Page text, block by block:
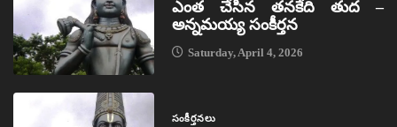
ఎంత చేసిన తనకేది తుద –
అన్నమయ్య సంకీర్తన
Saturday, April 4, 2026
సంకీర్తనలు